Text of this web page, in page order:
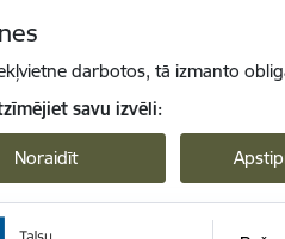
darbotos, tā izmanto
savu izvēli:
Noraidīt